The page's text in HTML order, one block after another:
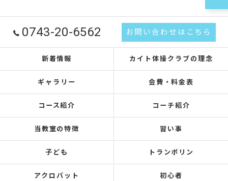
0743-20-6562 お問い合わせはこちら
新着情報 カイト体操クラブの理念
ギャラリー 会費・料金表
コース紹介 コーチ紹介
当教室の特徴 習い事
子ども トランポリン
アクロバット 初心者